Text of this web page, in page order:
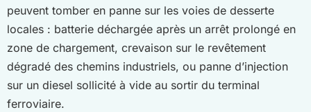
peuvent tomber en panne sur les voies de desserte
locales : batterie déchargée après un arrêt prolongé en
zone de chargement, crevaison sur le revêtement
dégradé des chemins industriels, ou panne d’injection
sur un diesel sollicité à vide au sortir du terminal
ferroviaire.